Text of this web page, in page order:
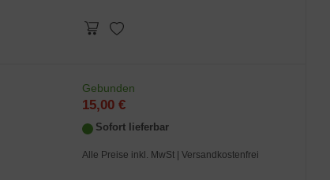
Gebunden
15,00 €
Sofort lieferbar
Alle Preise inkl. MwSt | Versandkostenfrei